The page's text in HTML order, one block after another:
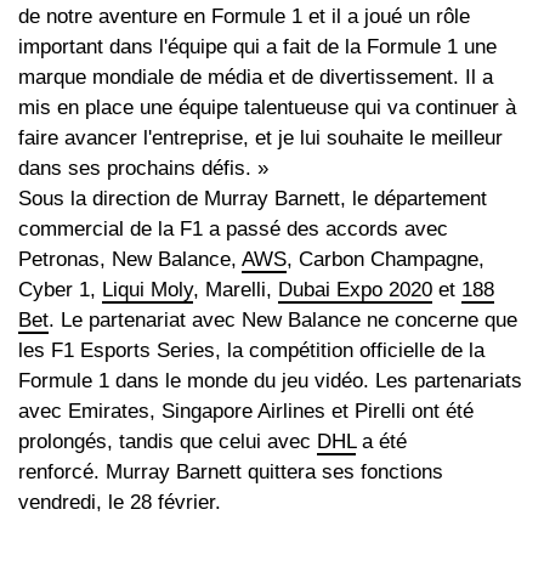
de notre aventure en Formule 1 et il a joué un rôle
important dans l'équipe qui a fait de la Formule 1 une
marque mondiale de média et de divertissement. Il a
mis en place une équipe talentueuse qui va continuer à
faire avancer l'entreprise, et je lui souhaite le meilleur
dans ses prochains défis. »
Sous la direction de Murray Barnett, le département
commercial de la F1 a passé des accords avec
Petronas, New Balance, AWS, Carbon Champagne,
Cyber 1, Liqui Moly, Marelli, Dubai Expo 2020 et 188
Bet. Le partenariat avec New Balance ne concerne que
les F1 Esports Series, la compétition officielle de la
Formule 1 dans le monde du jeu vidéo. Les partenariats
avec Emirates, Singapore Airlines et Pirelli ont été
prolongés, tandis que celui avec DHLa été
renforcé. Murray Barnett quittera ses fonctions
vendredi, le 28 février.